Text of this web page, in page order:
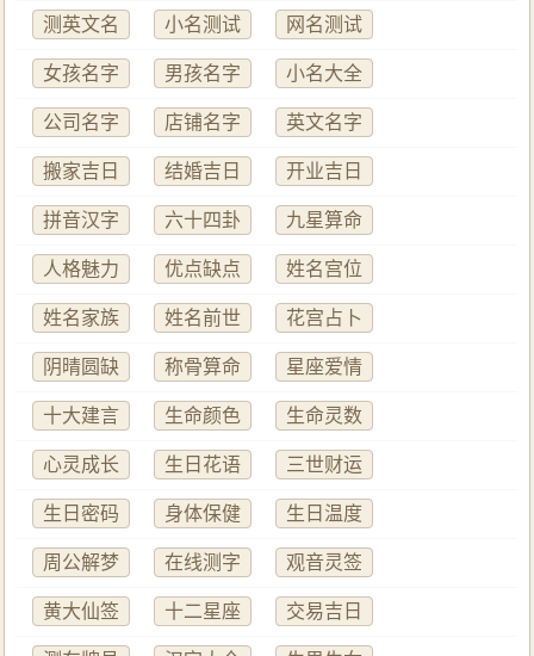
测英文名 小名测试 网名测试
女孩名字 男孩名字 小名大全
公司名字 店铺名字 英文名字
搬家吉日 结婚吉日 开业吉日
拼音汉字 六十四卦 九星算命
人格魅力 优点缺点 姓名宫位
姓名家族 姓名前世 花宫占卜
阴晴圆缺 称骨算命 星座爱情
十大建言 生命颜色 生命灵数
心灵成长 生日花语 三世财运
生日密码 身体保健 生日温度
周公解梦 在线测字 观音灵签
黄大仙签 十二星座 交易吉日